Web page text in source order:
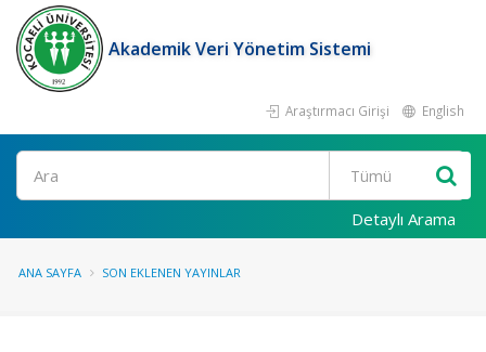
Akademik Veri Yönetim Sistemi
Araştırmacı Girişi English
Ara
Detaylı Arama
ANA SAYFA SON EKLENEN YAYINLAR